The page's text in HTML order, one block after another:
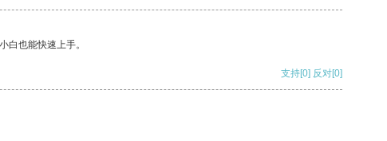
白也能快速上手。
支持[0] 反对[0]